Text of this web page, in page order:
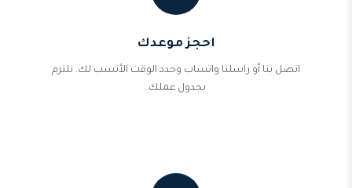
احجز موعدك
اتصل بنا أو راسلنا واتساب وحدد الوقت الأنسب لك. نلتزم
بجدول عملك.